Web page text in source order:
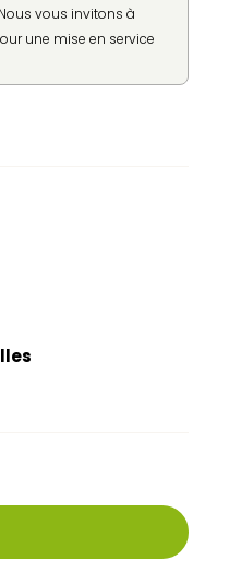
vous invitons à
une mise en service